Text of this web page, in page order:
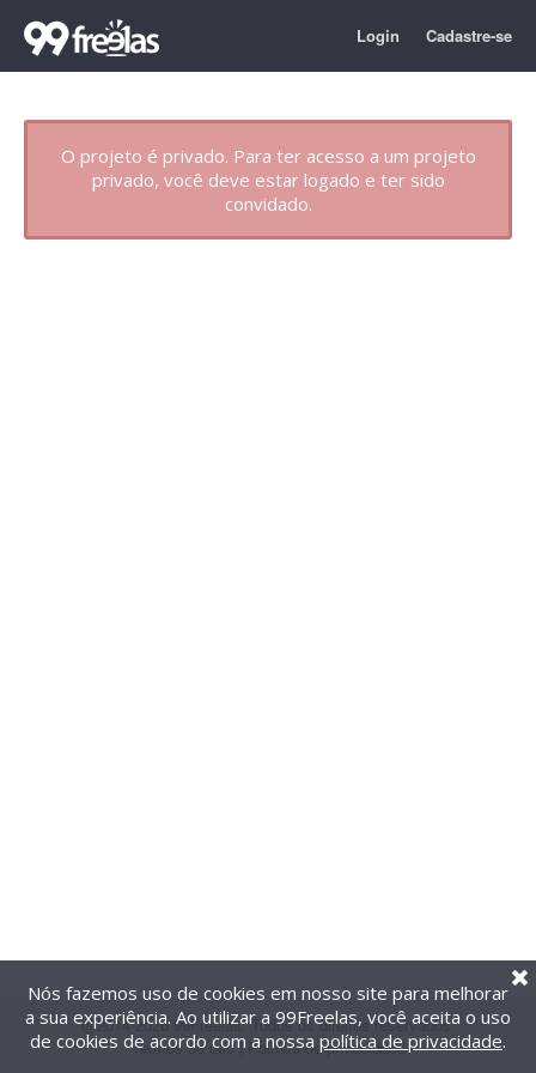
Login Cadastre-se
O projeto é privado. Para ter acesso a um projeto
privado, você deve estar logado e ter sido
convidado.
@2014-2026 99Freelas. Todos os direitos reservados.
Termos de uso| Política de privacidade
Nós fazemos uso de cookies em nosso site para melhorar
a sua experiência. Ao utilizar a 99Freelas, você aceita o uso
de cookies de acordo com a nossa política de privacidade.